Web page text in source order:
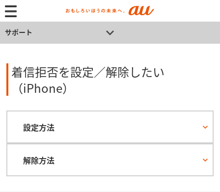
サポート
着信拒否を設定／解除したい
（iPhone）
設定方法
解除方法